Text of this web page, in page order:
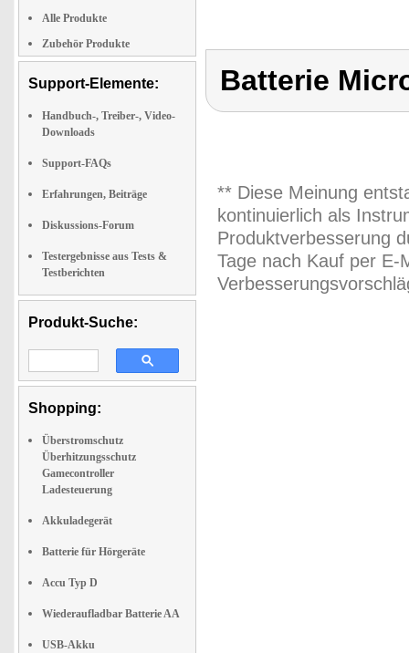
Alle Produkte
Zubehör Produkte
Support-Elemente:
Handbuch-, Treiber-, Video-
Downloads
Support-FAQs
Erfahrungen, Beiträge
Diskussions-Forum
Testergebnisse aus Tests &
Testberichten
Produkt-Suche:
Shopping:
Überstromschutz
Überhitzungsschutz
Gamecontroller
Ladesteuerung
Akkuladegerät
Batterie für Hörgeräte
Accu Typ D
Wiederaufladbar Batterie AA
USB-Akku
Batterie
** Diese Meinung
kontinuierlich als
Produktverbesserung
Tage nach Kauf per E-